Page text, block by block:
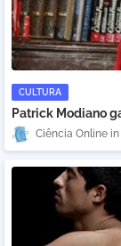
CULTURA
Patrick Modiano
Ciência Online